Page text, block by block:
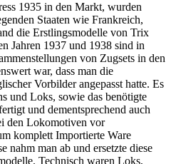
1935 in den Markt, wurden
Staaten wie Frankreich,
die Erstlingsmodelle von Trix
Jahren 1937 und 1938 sind in
von Zugsets in den
war, dass man die
Vorbilder angepasst hatte. Es
und Loks, sowie das benötigte
und dementsprechend auch
den Lokomotiven vor
komplett Importierte Ware
nahm man ab und ersetzte diese
Technisch waren Loks,